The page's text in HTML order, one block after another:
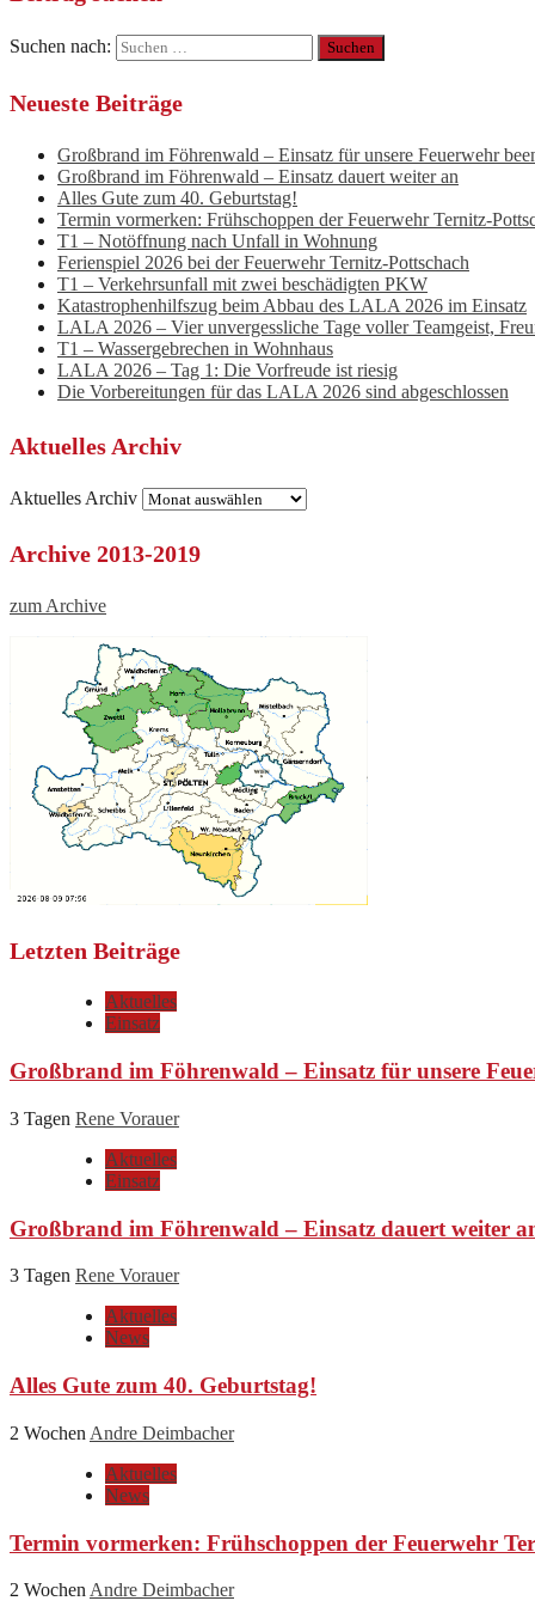
Suchen nach:
Neueste Beiträge
Großbrand im Föhrenwald – Einsatz für unsere Feuerwehr
Großbrand im Föhrenwald – Einsatz dauert weiter an
Alles Gute zum 40. Geburtstag!
Termin vormerken: Frühschoppen der Feuerwehr Ternitz-
T1 – Notöffnung nach Unfall in Wohnung
Ferienspiel 2026 bei der Feuerwehr Ternitz-Pottschach
T1 – Verkehrsunfall mit zwei beschädigten PKW
Katastrophenhilfszug beim Abbau des LALA 2026 im Einsatz
LALA 2026 – Vier unvergessliche Tage voller Teamgeist,
T1 – Wassergebrechen in Wohnhaus
LALA 2026 – Tag 1: Die Vorfreude ist riesig
Die Vorbereitungen für das LALA 2026 sind abgeschlossen
Aktuelles Archiv
Aktuelles Archiv
Archive 2013-2019
zum Archive
Letzten Beiträge
Aktuelles
Einsatz
Großbrand im Föhrenwald – Einsatz für unsere
3 Tagen Rene Vorauer
Aktuelles
Einsatz
Großbrand im Föhrenwald – Einsatz dauert weiter
3 Tagen Rene Vorauer
Aktuelles
News
Alles Gute zum 40. Geburtstag!
2 Wochen Andre Deimbacher
Aktuelles
News
Termin vormerken: Frühschoppen der Feuerwehr
2 Wochen Andre Deimbacher